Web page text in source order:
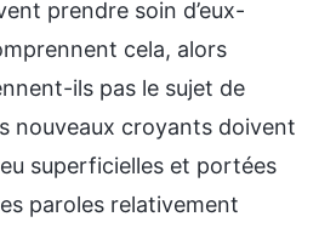
prendre soin d’eux-
cela, alors
ils pas le sujet de
nouveaux croyants doivent
superficielles et portées
paroles relativement